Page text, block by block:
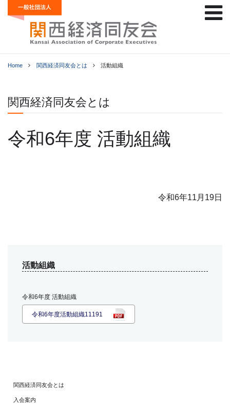
Home 関西経済同友会とは 活動組織
関西経済同友会とは
令和6年度 活動組織
令和6年11月19日
活動組織
令和6年度 活動組織
令和6年度活動組織11191
関西経済同友会とは
入会案内